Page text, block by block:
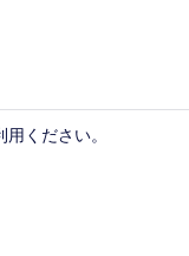
ください。